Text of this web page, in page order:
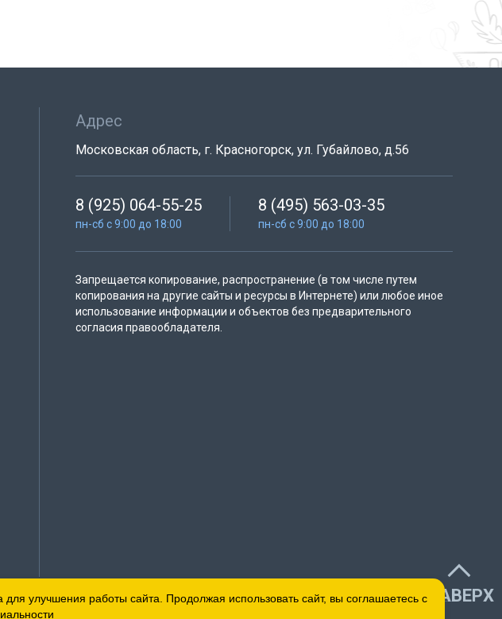
Адрес
Московская область, г. Красногорск, ул. Губайлово, д.56
8 (925) 064-55-25
пн-сб с 9:00 до 18:00
8 (495) 563-03-35
пн-сб с 9:00 до 18:00
Запрещается копирование, распространение (в том числе путем
копирования на другие сайты и ресурсы в Интернете) или любое иное
использование информации и объектов без предварительного
согласия правообладателя.
НАВЕРХ
улучшения работы сайта. Продолжая использовать сайт, вы соглашаетесь с